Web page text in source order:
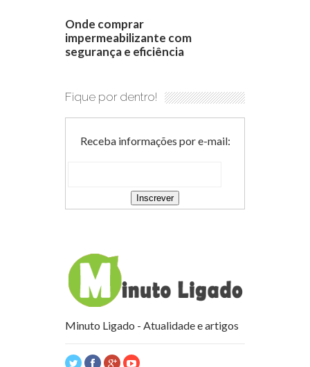
Onde comprar
impermeabilizante com
segurança e eficiência
Fique por dentro!
Receba informações por e-mail:
Minuto Ligado - Atualidade e artigos